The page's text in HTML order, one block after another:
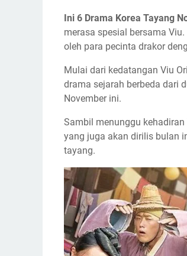
Ini 6 Drama Korea Tayang
merasa spesial bersama
oleh para pecinta drakor
Mulai dari kedatangan Viu
drama sejarah berbeda dari
November ini.
Sambil menunggu
yang juga akan dirilis bulan
tayang.